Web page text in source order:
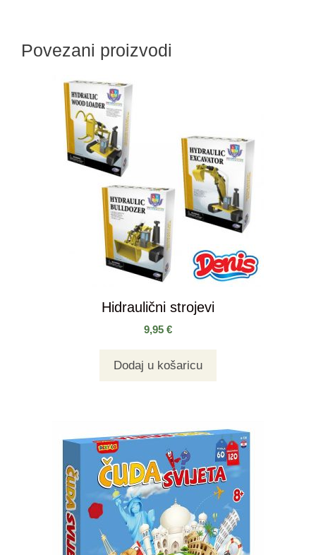
Povezani proizvodi
Hidraulični strojevi
9,95 €
Dodaj u košaricu